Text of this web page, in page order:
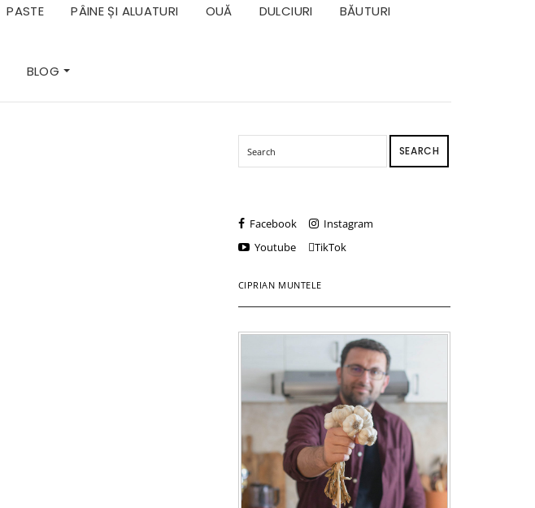
PASTE PÂINE ȘI ALUATURI OUĂ DULCIURI BĂUTURI
BLOG
SEARCH
Facebook
Instagram
Youtube
TikTok
CIPRIAN MUNTELE